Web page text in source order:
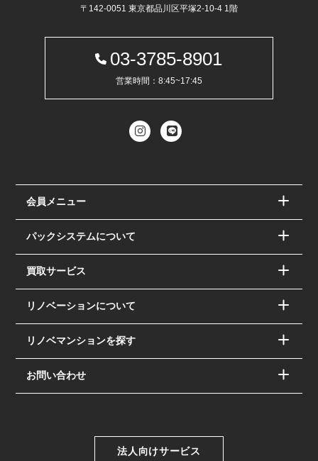
〒142-0051 東京都品川区平塚2-10-4 1階
03-3785-8901
営業時間：8:45~17:45
会員メニュー
パックシステムについて
買取サービス
リノベーションについて
リノベマンションを探す
お問い合わせ
法人向けサービス